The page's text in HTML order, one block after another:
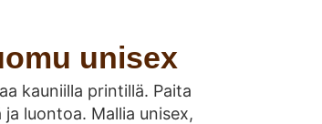
unisex
kauniilla printillä. Paita
luontoa. Mallia unisex,